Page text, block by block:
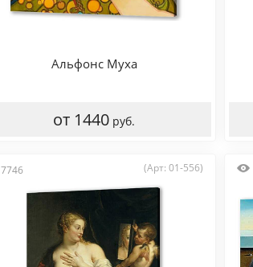
Альфонс Муха
от 1440 руб.
7746 (Арт: 01-556)